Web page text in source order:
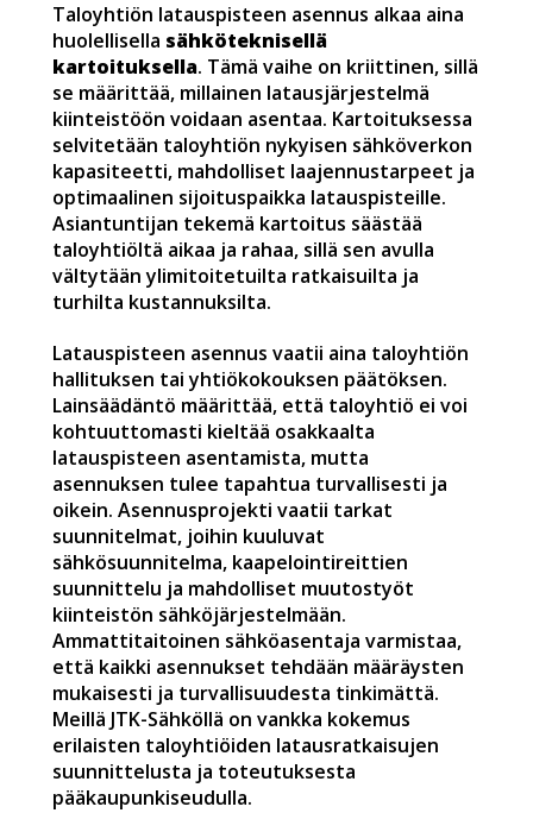
Taloyhtiön latauspisteen asennus alkaa aina
huolellisella sähköteknisellä
kartoituksella. Tämä vaihe on kriittinen, sillä
se määrittää, millainen latausjärjestelmä
kiinteistöön voidaan asentaa. Kartoituksessa
selvitetään taloyhtiön nykyisen sähköverkon
kapasiteetti, mahdolliset laajennustarpeet ja
optimaalinen sijoituspaikka latauspisteille.
Asiantuntijan tekemä kartoitus säästää
taloyhtiöltä aikaa ja rahaa, sillä sen avulla
vältytään ylimitoitetuilta ratkaisuilta ja
turhilta kustannuksilta.
Latauspisteen asennus vaatii aina taloyhtiön
hallituksen tai yhtiökokouksen päätöksen.
Lainsäädäntö määrittää, että taloyhtiö ei voi
kohtuuttomasti kieltää osakkaalta
latauspisteen asentamista, mutta
asennuksen tulee tapahtua turvallisesti ja
oikein. Asennusprojekti vaatii tarkat
suunnitelmat, joihin kuuluvat
sähkösuunnitelma, kaapelointireittien
suunnittelu ja mahdolliset muutostyöt
kiinteistön sähköjärjestelmään.
Ammattitaitoinen sähköasentaja varmistaa,
että kaikki asennukset tehdään määräysten
mukaisesti ja turvallisuudesta tinkimättä.
Meillä JTK-Sähköllä on vankka kokemus
erilaisten taloyhtiöiden latausratkaisujen
suunnittelusta ja toteutuksesta
pääkaupunkiseudulla.